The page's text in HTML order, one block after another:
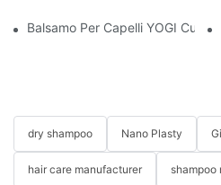
Balsamo Per Capelli YOGI
dry shampoo Nano Plasty
hair care manufacturer shampoo